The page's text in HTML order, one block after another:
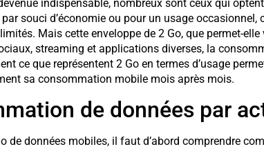
indispensable, nombreux sont ceux qui
souci d’économie ou pour un usage occasionnel,
Mais cette enveloppe de 2 Go, que permet-elle
streaming et applications diverses, la
ce que représentent 2 Go en termes d’usage
sa consommation mobile mois après mois.
de données par
de données mobiles, il faut d’abord comprendre